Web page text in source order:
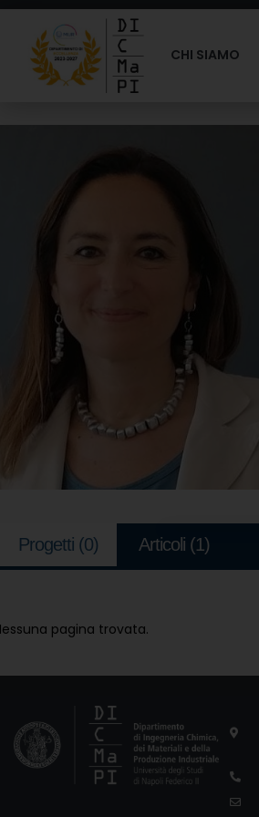
CHI SIAMO
Progetti (0) Articoli (1)
pagina trovata.